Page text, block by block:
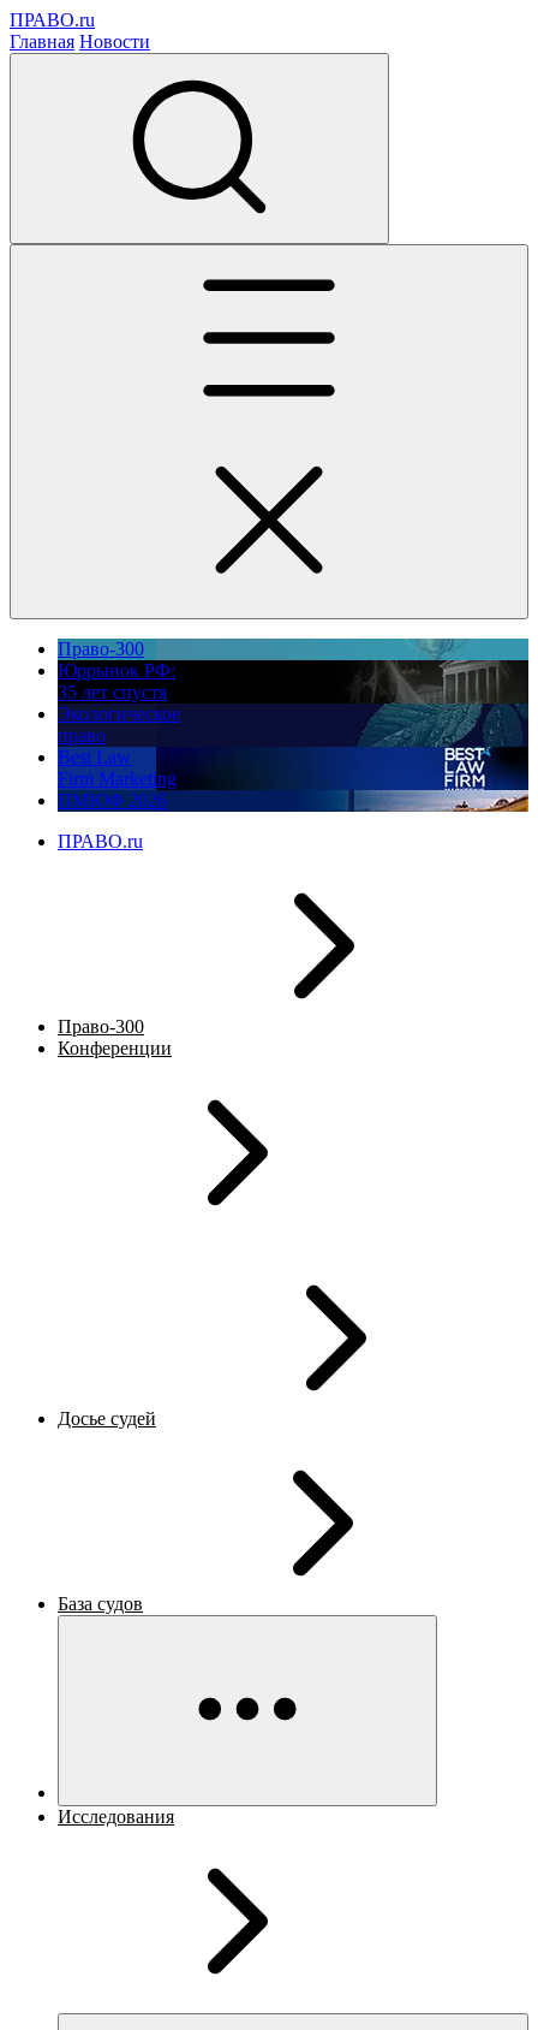
ПРАВО.ru
Главная Новости
Право-300
Юррынок РФ:
35 лет спустя
Экологическое
право
Best Law
Firm Marketing
ПМЮФ 2026
ПРАВО.ru
Право-300
Конференции
Досье судей
База судов
Исследования